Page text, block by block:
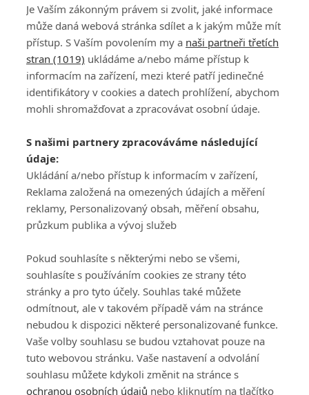
Je Vaším zákonným právem si zvolit, jaké informace
může daná webová stránka sdílet a k jakým může mít
přístup. S Vaším povolením my a naši partneři třetích
stran (1019) ukládáme a/nebo máme přístup k
informacím na zařízení, mezi které patří jedinečné
identifikátory v cookies a datech prohlížení, abychom
mohli shromažďovat a zpracovávat osobní údaje.
S našimi partnery zpracováváme následující
údaje:
Ukládání a/nebo přístup k informacím v zařízení,
Reklama založená na omezených údajích a měření
reklamy, Personalizovaný obsah, měření obsahu,
průzkum publika a vývoj služeb
Pokud souhlasíte s některými nebo se všemi,
souhlasíte s používáním cookies ze strany této
stránky a pro tyto účely. Souhlas také můžete
odmítnout, ale v takovém případě vám na stránce
nebudou k dispozici některé personalizované funkce.
Vaše volby souhlasu se budou vztahovat pouze na
tuto webovou stránku. Vaše nastavení a odvolání
souhlasu můžete kdykoli změnit na stránce s
ochranou osobních údajů nebo kliknutím na tlačítko
Všeobecné obchodní
podmínky služby
GolfExtra.cz Premium
Podmínky zpracování
osobních údajů při
GolfExtra
Ceník GolfExtra.cz
Premium
Doporučené odkazy
ATV CZ, s.r.o.
140 00 Praha 4
Editor Obchod